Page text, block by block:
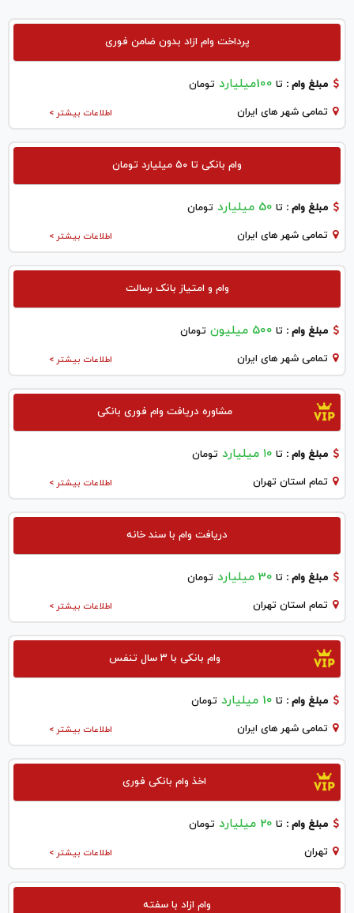
پرداخت وام ازاد بدون ضامن فوری
مبلغ وام : تا 100میلیارد تومان
اطلاعات بیشتر > تمامی شهر های ایران
وام بانکی تا ۵۰ میلیارد تومان
مبلغ وام : تا 50 میلیارد تومان
اطلاعات بیشتر > تمامی شهر های ایران
وام و امتیاز بانک رسالت
مبلغ وام : تا 500 میلیون تومان
اطلاعات بیشتر > تمامی شهر های ایران
مشاوره دریافت وام فوری بانکی
مبلغ وام : تا ۱۰ میلیارد تومان
اطلاعات بیشتر > تمام استان تهران
دریافت وام با سند خانه
مبلغ وام : تا 30 میلیارد تومان
اطلاعات بیشتر > تمام استان تهران
وام بانکی با ۳ سال تنفس
مبلغ وام : تا 10 میلیارد تومان
اطلاعات بیشتر > تمامی شهر های ایران
اخذ وام بانکی فوری
مبلغ وام : تا 20 میلیارد تومان
اطلاعات بیشتر > تهران
وام ازاد با سفته